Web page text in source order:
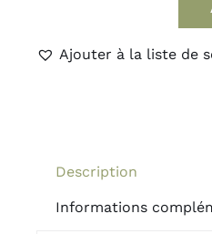
Ajouter à la liste de
Description
Informations